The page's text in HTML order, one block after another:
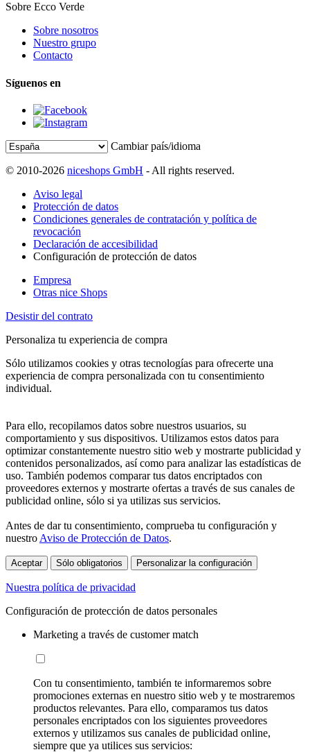
Sobre Ecco Verde
Sobre nosotros
Nuestro grupo
Contacto
Síguenos en
Cambiar país/idioma
© 2010-2026 niceshops GmbH - All rights reserved.
Aviso legal
Protección de datos
Condiciones generales de contratación y política de
revocación
Declaración de accesibilidad
Configuración de protección de datos
Empresa
Otras nice Shops
Desistir del contrato
Personaliza tu experiencia de compra
Sólo utilizamos cookies y otras tecnologías para ofrecerte una
experiencia de compra personalizada con tu consentimiento
individual.
Para ello, recopilamos datos sobre nuestros usuarios, su
comportamiento y sus dispositivos. Utilizamos estos datos para
optimizar constantemente nuestro sitio web y mostrarte publicidad y
contenidos personalizados, así como para analizar las estadísticas de
uso. También podemos comparar tus datos encriptados con
proveedores externos y mostrarte ofertas a través de sus canales de
publicidad online, sólo si ya utilizas sus servicios.
Antes de dar tu consentimiento, comprueba tu configuración y
nuestro Aviso de Protección de Datos.
Aceptar Sólo obligatorios Personalizar la configuración
Nuestra política de privacidad
Configuración de protección de datos personales
Marketing a través de customer match
Con tu consentimiento, también te informaremos sobre
promociones externas en nuestro sitio web y te mostraremos
productos relevantes. Para ello, comparamos tus datos
personales encriptados con los siguientes proveedores
externos y utilizamos sus canales de publicidad online,
siempre que ya utilices sus servicios: